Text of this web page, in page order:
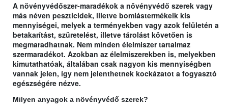
A növényvédőszer-maradékok a növényvédő szerek vagy
más néven peszticidek, illetve bomlástermékeik kis
mennyiségei, melyek a terményekben vagy azok felületén a
betakarítást, szüretelést, illetve tárolást követően is
megmaradhatnak. Nem minden élelmiszer tartalmaz
szermaradékot. Azokban az élelmiszerekben is, melyekben
kimutathatóak, általában csak nagyon kis mennyiségben
vannak jelen, így nem jelenthetnek kockázatot a fogyasztó
egészségére nézve.
Milyen anyagok a növényvédő szerek?